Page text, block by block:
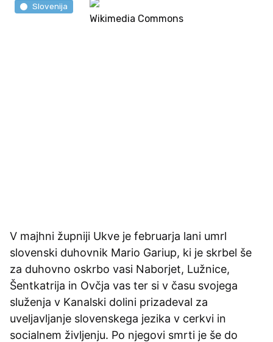
Wikimedia Commons
Slovenija
V majhni župniji Ukve je februarja lani umrl
slovenski duhovnik Mario Gariup, ki je skrbel še
za duhovno oskrbo vasi Naborjet, Lužnice,
Šentkatrija in Ovčja vas ter si v času svojega
služenja v Kanalski dolini prizadeval za
uveljavljanje slovenskega jezika v cerkvi in
socialnem življenju. Po njegovi smrti je še do